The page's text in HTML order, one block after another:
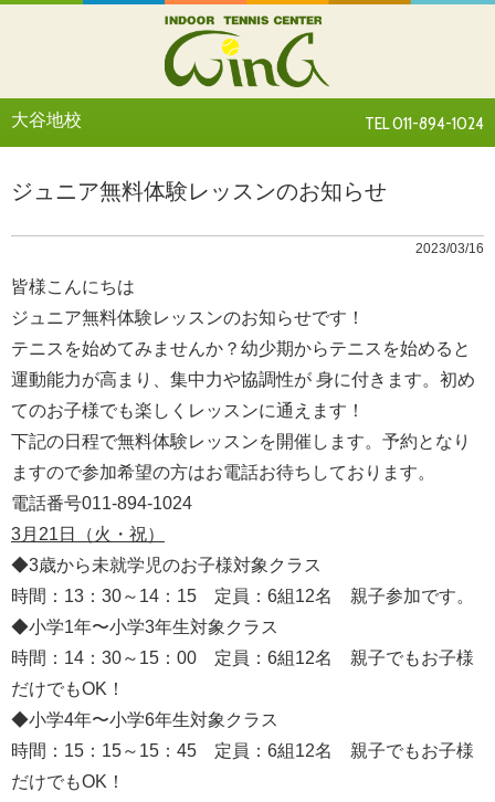
大谷地校 TEL 011-894-1024
ジュニア無料体験レッスンのお知らせ
2023/03/16
皆様こんにちは
ジュニア無料体験レッスンのお知らせです！
テニスを始めてみませんか？幼少期からテニスを始めると
運動能力が高まり、集中力や協調性が 身に付きます。初め
てのお子様でも楽しくレッスンに通えます！
下記の日程で無料体験レッスンを開催します。予約となり
ますので参加希望の方はお電話お待ちしております。
電話番号011-894-1024
3月21日（火・祝）
◆3歳から未就学児のお子様対象クラス
時間：13：30～14：15 定員：6組12名 親子参加です。
◆小学1年〜小学3年生対象クラス
時間：14：30～15：00 定員：6組12名 親子でもお子様
だけでもOK！
◆小学4年〜小学6年生対象クラス
時間：15：15～15：45 定員：6組12名 親子でもお子様
だけでもOK！